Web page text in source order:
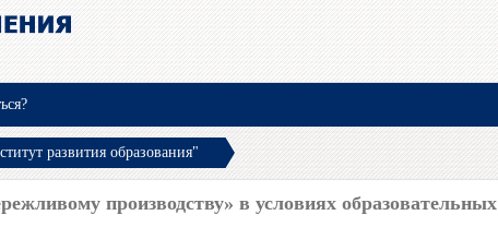
развития образования"
производству» в условиях образовательных